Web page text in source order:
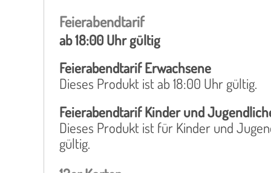
Feierabendtarif
ab 18:00 Uhr gültig
Feierabendtarif Erwachsene
Dieses Produkt ist ab 18:00 Uhr gültig.
Feierabendtarif Kinder und
Dieses Produkt ist für Kinder und
gültig.